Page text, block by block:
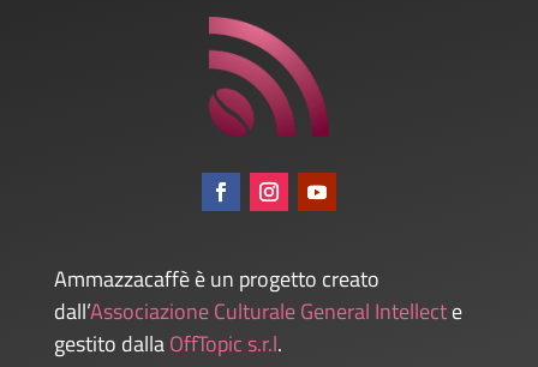
Ammazzacaffè è un progetto creato
dall’Associazione Culturale General Intellecte
gestito dallaOffTopic s.r.l.